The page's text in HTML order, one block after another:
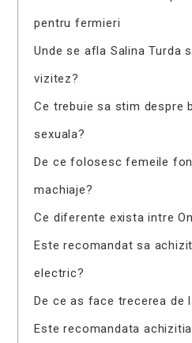
pentru fermieri
Unde se afla Salina Turda
vizitez?
Ce trebuie sa stim despre
sexuala?
De ce folosesc femeile
machiaje?
Ce diferente exista intre
Este recomandat sa
electric?
De ce as face trecerea de
Este recomandata